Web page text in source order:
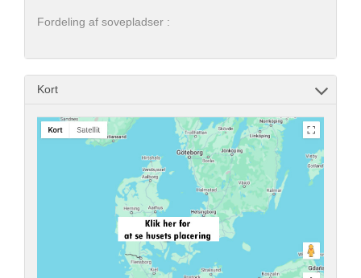
Fordeling af sovepladser :
Kort